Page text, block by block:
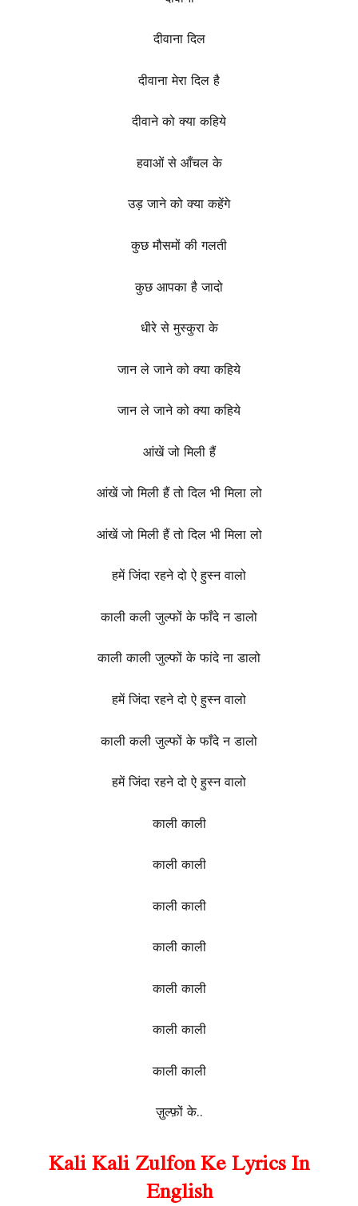
दीवाना दिल
दीवाना मेरा दिल है
दीवाने को क्या कहिये
हवाओं से आँचल के
उड़ जाने को क्या कहेंगे
कुछ मौसमों की गलती
कुछ आपका है जादो
धीरे से मुस्कुरा के
जान ले जाने को क्या कहिये
जान ले जाने को क्या कहिये
आंखें जो मिली हैं
आंखें जो मिली हैं तो दिल भी मिला लो
आंखें जो मिली हैं तो दिल भी मिला लो
हमें जिंदा रहने दो ऐ हुस्न वालो
काली कली जुल्फों के फाँदे न डालो
काली काली जुल्फों के फांदे ना डालो
हमें जिंदा रहने दो ऐ हुस्न वालो
काली कली जुल्फों के फाँदे न डालो
हमें जिंदा रहने दो ऐ हुस्न वालो
काली काली
काली काली
काली काली
काली काली
काली काली
काली काली
काली काली
ज़ुल्फ़ों के..
Kali Kali Zulfon Ke Lyrics In
English